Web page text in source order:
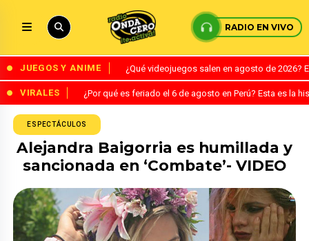
RADIO EN VIVO
JUEGOS Y ANIME ¿Qué videojuegos salen en agosto de
VIRALES ¿Por qué es feriado el 6 de agosto en Perú? Esta es la
ESPECTÁCULOS
Alejandra Baigorria es humillada y
sancionada en ‘Combate’- VIDEO